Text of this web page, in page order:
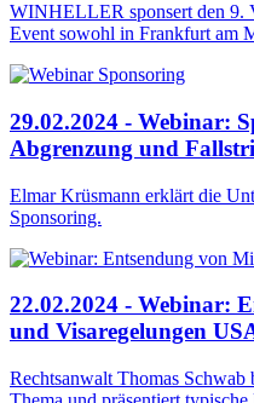
WINHELLER sponsert den 9.
Event sowohl in Frankfurt am
29.02.2024 - Webinar:
Abgrenzung und
Elmar Krüsmann erklärt die
Sponsoring.
22.02.2024 - Webinar:
und Visaregelungen
Rechtsanwalt Thomas